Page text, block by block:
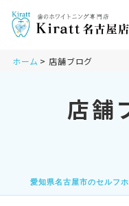
ホーム 店舗ブログ
店舗
愛知県名古屋市のセルフ